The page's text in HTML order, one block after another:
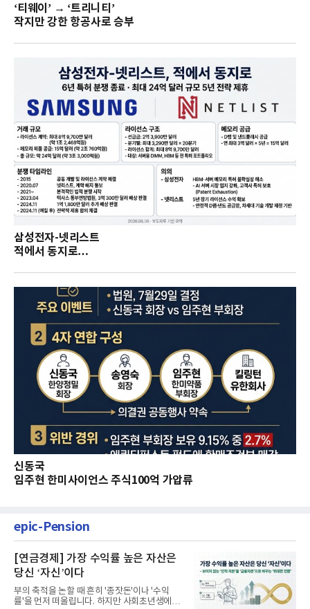
‘티웨이’ → ‘트리니티’
작지만 강한 항공사로 승부
삼성전자-넷리스트
적에서 동지로…
신동국
임주현 한미사이언스 주식100억 가압류
epic-Pension
[연금경제] 가장 수익률 높은 자산은
당신 ‘자신’이다
부의 축적을 논할 때 흔히 '종잣돈'이나 '수익
률'을 먼저 떠올립니다. 하지만 사회초년생에게